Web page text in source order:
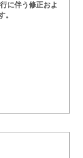
に伴う修正およ
。